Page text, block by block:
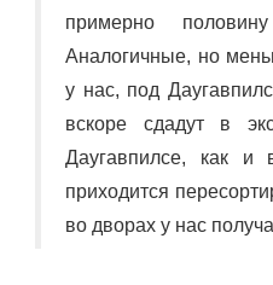
примерно
Аналогичные, но
у нас, под
вскоре сдадут в
Даугавпилсе, как и
приходится
во дворах у нас